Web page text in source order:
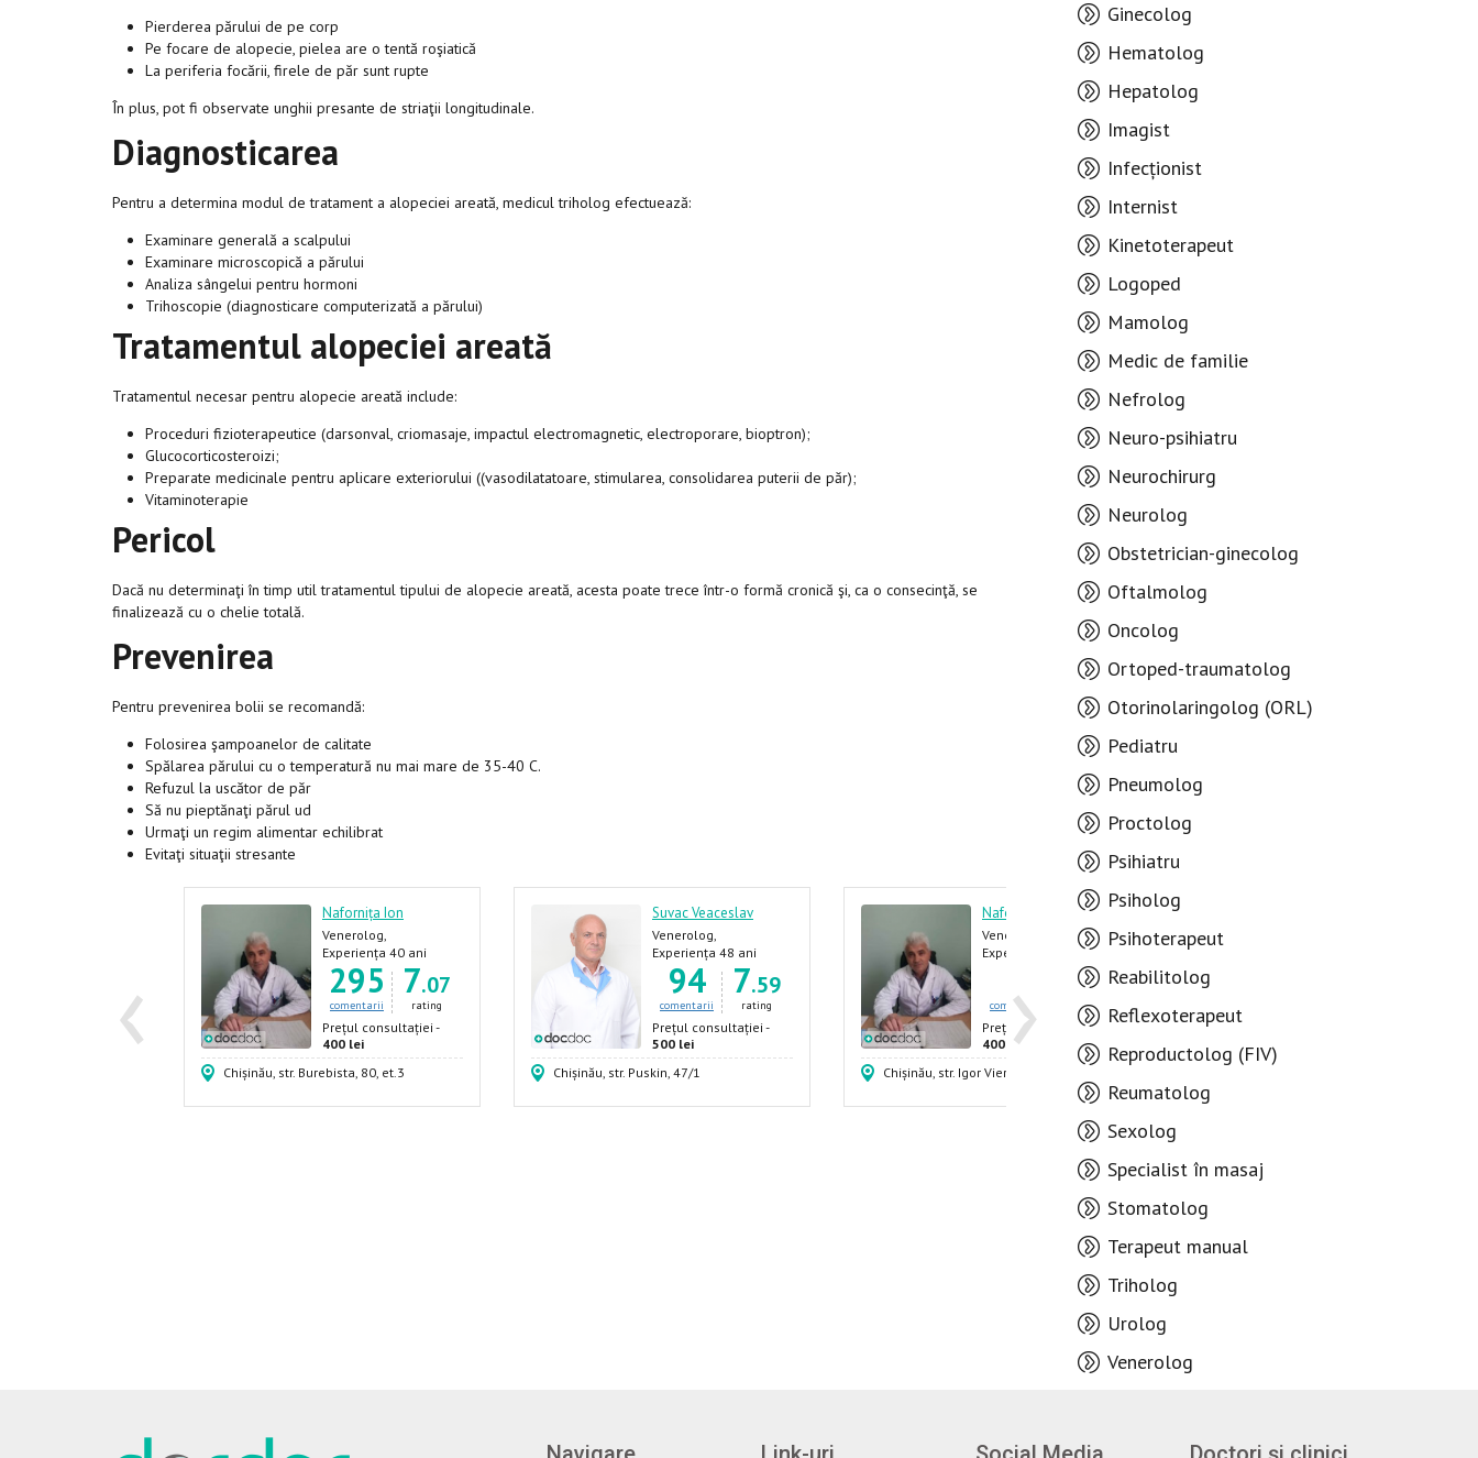
Pierderea părului de pe corp
Pe focare de alopecie, pielea are o tentă roşiatică
La periferia focării, firele de păr sunt rupte
În plus, pot fi observate unghii presante de striaţii longitudinale.
Diagnosticarea
Pentru a determina modul de tratament a alopeciei areată, medicul triholog efectuează:
Examinare generală a scalpului
Examinare microscopică a părului
Analiza sângelui pentru hormoni
Trihoscopie (diagnosticare computerizată a părului)
Tratamentul alopeciei areată
Tratamentul necesar pentru alopecie areată include:
Proceduri fizioterapeutice (darsonval, criomasaje, impactul electromagnetic, electroporare, bioptron);
Glucocorticosteroizi;
Preparate medicinale pentru aplicare exteriorului ((vasodilatatoare, stimularea, consolidarea puterii de păr);
Vitaminoterapie
Pericol
Dacă nu determinaţi în timp util tratamentul tipului de alopecie areată, acesta poate trece într-o formă cronică şi, ca o consecinţă, se
finalizează cu o chelie totală.
Prevenirea
Pentru prevenirea bolii se recomandă:
Folosirea şampoanelor de calitate
Spălarea părului cu o temperatură nu mai mare de 35-40 C.
Refuzul la uscător de păr
Să nu pieptănaţi părul ud
Urmaţi un regim alimentar echilibrat
Evitaţi situaţii stresante
‹ ›
Nafornița Ion
Venerolog,
Dermatolog, Androlog,
Urolog
Experiența 40 ani
295
comentarii
7.07
rating
Prețul consultației -
400 lei
Chișinău, str. Burebista, 80, et.3
Suvac Veaceslav
Venerolog,
Dermatolog
Experiența 48 ani
94
comentarii
7.59
rating
Prețul consultației -
500 lei
Chișinău, str. Puskin, 47/1
Nafornița Ion
Venerolog, Urolog,
Dermatolog, Androlog
Experiența 40 ani
comentarii
6.88
rating
Prețul consultației -
400 lei
Chișinău, str. Igor Vieru, 15
Ginecolog
Hematolog
Hepatolog
Imagist
Infecționist
Internist
Kinetoterapeut
Logoped
Mamolog
Medic de familie
Nefrolog
Neuro-psihiatru
Neurochirurg
Neurolog
Obstetrician-ginecolog
Oftalmolog
Oncolog
Ortoped-traumatolog
Otorinolaringolog (ORL)
Pediatru
Pneumolog
Proctolog
Psihiatru
Psiholog
Psihoterapeut
Reabilitolog
Reflexoterapeut
Reproductolog (FIV)
Reumatolog
Sexolog
Specialist în masaj
Stomatolog
Terapeut manual
Triholog
Urolog
Venerolog